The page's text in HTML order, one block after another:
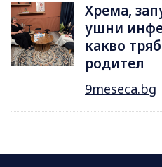
Хрема,
ушни
какво
родител
9meseca.bg